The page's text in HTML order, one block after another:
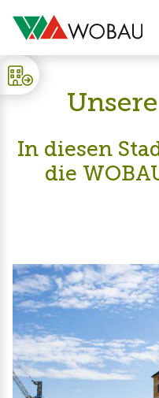
Inhalt
In diesen
die